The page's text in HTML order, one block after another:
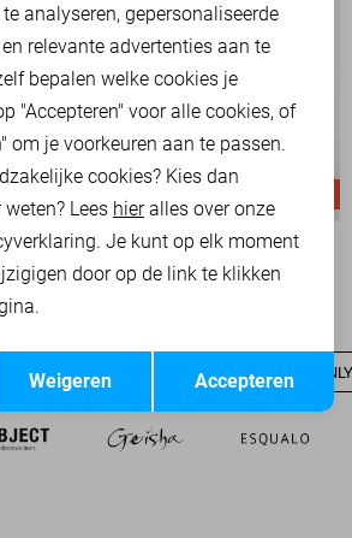
GARCIA JEANS
69,00 89,99
ONLY T-SHIRTS
Opslaan
analyseren, gepersonaliseerde
relevante advertenties aan te
bepalen welke cookies je
"Accepteren" voor alle cookies, of
om je voorkeuren aan te passen.
cookies? Kies dan
weten? Lees hieralles over onze
Je kunt op elk moment
door op de link te klikken
Accepteren
Weigeren